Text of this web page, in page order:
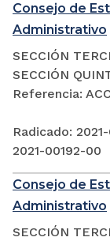
Consejo de
Administrativo
SECCIÓN
SECCIÓN
Referencia:
Radicado:
2021-00192-00
Consejo de
Administrativo
SECCIÓN